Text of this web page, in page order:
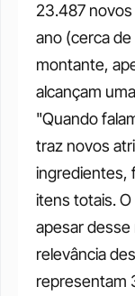
23.487
ano (cerca
montante,
alcançam
"Quando
traz novos
ingredientes,
itens totais.
apesar
relevância
representam